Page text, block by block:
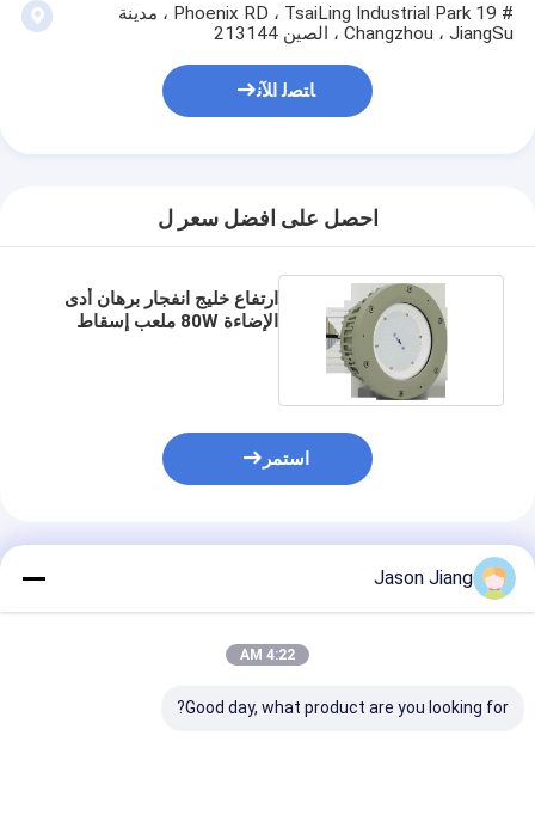
# 19 Phoenix RD ، TsaiLing Industrial Park ، مدينة
Changzhou ، JiangSu ، الصين 213144
ﺎﺘﺼﻟ ﺍﻶﻧ
احصل على افضل سعر ل
ارتفاع خليج انفجار برهان أدى
الإضاءة 80W ملعب إسقاط
استمر
المنتجات الموصى بها
Jason Jiang
4:22 AM
Good day, what product are you looking for?